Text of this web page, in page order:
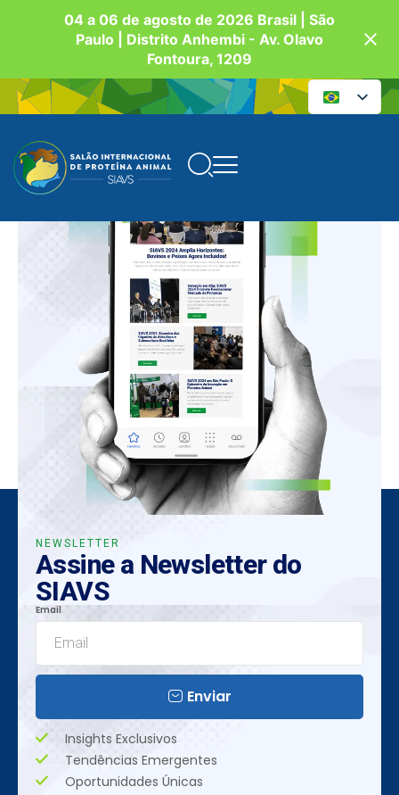
04 a 06 de agosto de 2026 Brasil | São
Paulo | Distrito Anhembi - Av. Olavo
Fontoura, 1209
NEWSLETTER
Assine a Newsletter do
SIAVS
Email
Enviar
Insights Exclusivos
Tendências Emergentes
Oportunidades Únicas